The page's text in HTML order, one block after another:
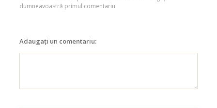
dumneavoastră primul comentariu.
Adaugați un comentariu: